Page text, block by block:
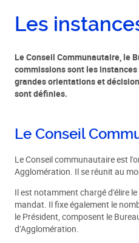
Les
Le Conseil Communautaire, le
commissions sont les
grandes orientations et
sont définies.
Le Conseil
Le Conseil communautaire est
Agglomération. Il se réunit au
Il est notamment chargé d'élire
mandat. Il fixe également le
le Président, composent le
d’Agglomération.